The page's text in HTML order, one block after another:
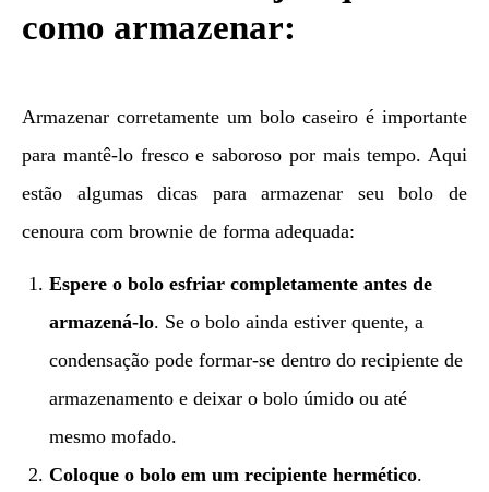
como armazenar:
Armazenar corretamente um bolo caseiro é importante
para mantê-lo fresco e saboroso por mais tempo. Aqui
estão algumas dicas para armazenar seu bolo de
cenoura com brownie de forma adequada:
Espere o bolo esfriar completamente antes de
armazená-lo. Se o bolo ainda estiver quente, a
condensação pode formar-se dentro do recipiente de
armazenamento e deixar o bolo úmido ou até
mesmo mofado.
Coloque o bolo em um recipiente hermético.